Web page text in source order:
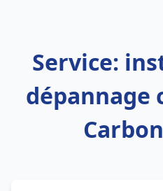
Service:
dépannage